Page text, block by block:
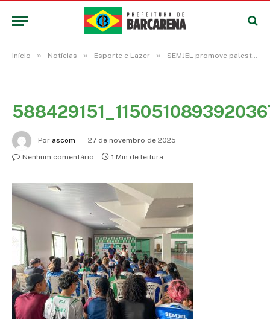
Início » Notícias » Esporte e Lazer » SEMJEL promove palestra sobre violações de direitos para alunos do projeto construindo o jogo
Por ascom
27 de novembro de 2025
Nenhum comentário
1 Min de leitura